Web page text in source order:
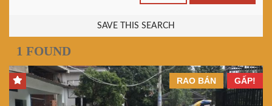
SAVE THIS SEARCH
1 FOUND
GẤP!
RAO BÁN